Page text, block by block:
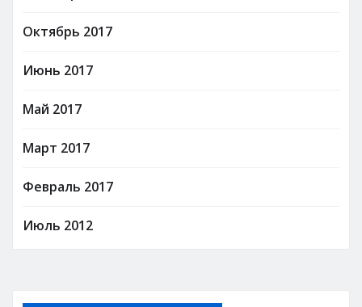
Октябрь 2017
Июнь 2017
Май 2017
Март 2017
Февраль 2017
Июль 2012